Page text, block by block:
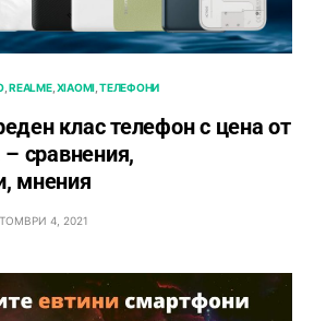
REALME XIAOMI ТЕЛЕФОНИ
клас телефон с цена от
сравнения,
мнения
4, 2021